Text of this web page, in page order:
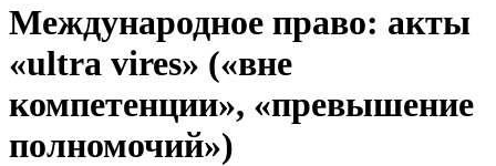
Международное право: акты
«ultra vires» («вне
компетенции», «превышение
полномочий»)